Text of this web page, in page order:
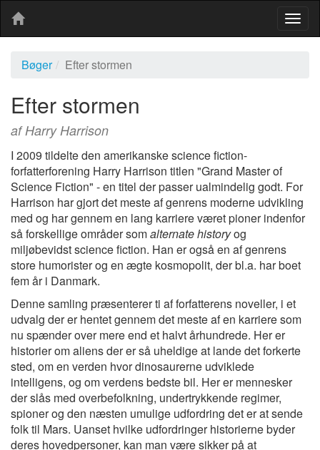
Bøger
Efter stormen
Efter stormen
af Harry Harrison
I 2009 tildelte den amerikanske science fiction-
forfatterforening Harry Harrison titlen "Grand Master of
Science Fiction" - en titel der passer ualmindelig godt. For
Harrison har gjort det meste af genrens moderne udvikling
med og har gennem en lang karriere været pioner indenfor
så forskellige områder somalternate historyog
miljøbevidst science fiction. Han er også en af genrens
store humorister og en ægte kosmopolit, der bl.a. har boet
fem år i Danmark.
Denne samling præsenterer ti af forfatterens noveller, i et
udvalg der er hentet gennem det meste af en karriere som
nu spænder over mere end et halvt århundrede. Her er
historier om aliens der er så uheldige at lande det forkerte
sted, om en verden hvor dinosaurerne udviklede
intelligens, og om verdens bedste bil. Her er mennesker
der slås med overbefolkning, undertrykkende regimer,
spioner og den næsten umulige udfordring det er at sende
folk til Mars. Uanset hvilke udfordringer historierne byder
deres hovedpersoner, kan man være sikker på at